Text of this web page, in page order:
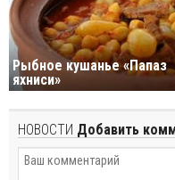
Рыбное кушанье «Папаз
яхниси»
НОВОСТИ Добавить